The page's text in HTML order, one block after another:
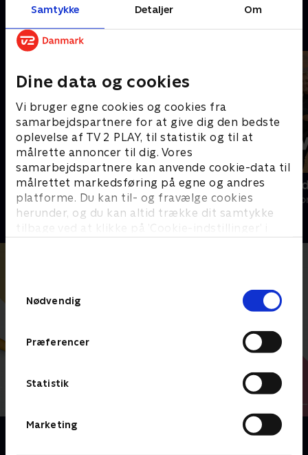
Samtykke Detaljer Om
Dine data og cookies
Vi bruger egne cookies og cookies fra
samarbejdspartnere for at give dig den bedste
oplevelse af TV 2 PLAY, til statistik og til at
målrette annoncer til dig. Vores
samarbejdspartnere kan anvende cookie-data til
målrettet markedsføring på egne og andres
platforme. Du kan til- og fravælge cookies
herunder, og du kan altid trække dit samtykke
tilbage ved at klikke på ’Cookie-indstillinger’ i
Nødvendig
Præferencer
Statistik
Marketing
Andre så også
Sommerdrømme
Reality • 6 sæsoner
Først til
Reality • 6